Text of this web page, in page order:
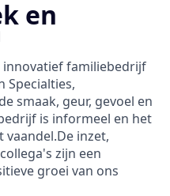
en
innovatief familiebedrijf
Specialties,
smaak, geur, gevoel en
is informeel en het
inzet,
zijn een
groei van ons